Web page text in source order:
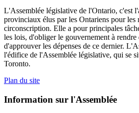
L'Assemblée législative de l'Ontario, c'est
provinciaux élus par les Ontariens pour les
circonscription. Elle a pour principales
les lois, d'obliger le gouvernement à rendre
d'approuver les dépenses de ce dernier.
l'édifice de l'Assemblée législative, qui se
Toronto.
Plan du site
Information sur l'Assemblée